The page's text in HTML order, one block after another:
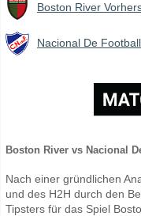
Boston River
Nacional De
Boston River vs Nacional
Nach einer gründlichen
und des H2H durch den
Tipsters für das Spiel